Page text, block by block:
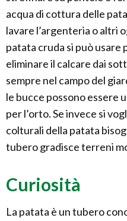
acqua di cottura delle
lavare l’argenteria o altri
patata cruda si può usare
eliminare il calcare dai
sempre nel campo del
le bucce possono essere
per l’orto. Se invece si
colturali della patata
tubero gradisce terreni
Curiosità
La patata è un tubero